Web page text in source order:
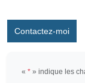
Contactez-moi
« * » indique les